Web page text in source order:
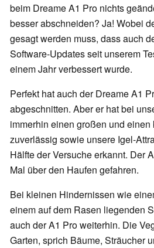
beim Dreame A1 Pro nichts
besser abschneiden? Ja! Wobei
gesagt werden muss, dass auch
Software-Updates seit unserem
einem Jahr verbessert wurde.
Perfekt hat auch der Dreame A1
abgeschnitten. Aber er hat bei
immerhin einen großen und
zuverlässig sowie unsere Igel-
Hälfte der Versuche erkannt. Der
Mal über den Haufen gefahren.
Bei kleinen Hindernissen wie
einem auf dem Rasen liegenden
auch der A1 Pro weiterhin. Die
Garten, sprich Bäume, Sträucher